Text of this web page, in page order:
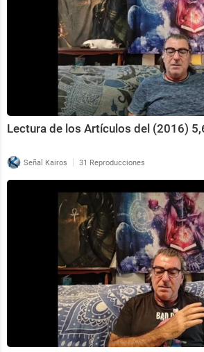
Lectura de los Artículos del (2016)
Señal Kairos | 31 Reproducciones